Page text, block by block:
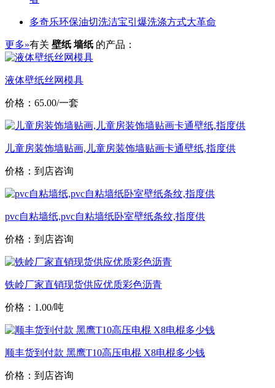
多奇乐环保油切洗洁宝引爆洗涤方式大革命
更多»有关 壁纸 墙纸 的产品：
液体壁纸丝网模具
价格：65.00/一套
儿童房装饰墙贴画,儿童房装饰墙贴画卡通壁纸,指度供
价格：到店咨询
pvc自粘墙纸,pvc自粘墙纸卧室壁纸条纹,指度供
价格：到店咨询
铁岭厂家直销现货供应优质彩色沥青
价格：1.00/吨
顺丰货到付款 黑鹰T10高压电棍 X8电棍多少钱
价格：到店咨询